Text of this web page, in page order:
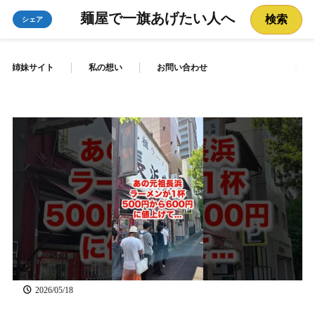
麺屋で一旗あげたい人へ
シェア 検索
姉妹サイト 私の想い お問い合わせ
2026/05/18